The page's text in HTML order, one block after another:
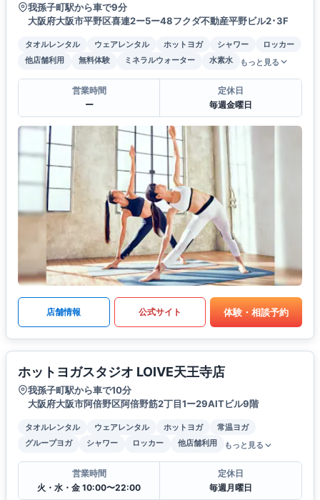
我孫子町駅から車で9分
大阪府大阪市平野区喜連2ー5ー48フクダ不動産平野ビル2･3F
タオルレンタル ウェアレンタル ホットヨガ シャワー
ロッカー
他店舗利用
無料体験 ミネラルウォーター 水素水 もっと見る
営業時間
ー
定休日
毎週金曜日
店舗情報 公式サイト 体験・相談予約
ホットヨガスタジオ LOIVE天王寺店
我孫子町駅から車で10分
大阪府大阪市阿倍野区阿倍野筋2丁目1ー29AITビル9階
タオルレンタル ウェアレンタル ホットヨガ
常温ヨガ
グループヨガ
シャワー ロッカー 他店舗利用 もっと見る
営業時間
火・水・金 10:00〜22:00
定休日
毎週月曜日